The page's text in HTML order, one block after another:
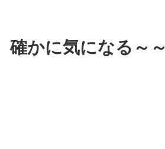
確かに気になる～～